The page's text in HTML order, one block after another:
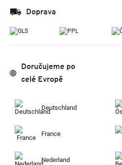
Doprava
Doručujeme po
celé Evropě
Deutschland
France
Nederland